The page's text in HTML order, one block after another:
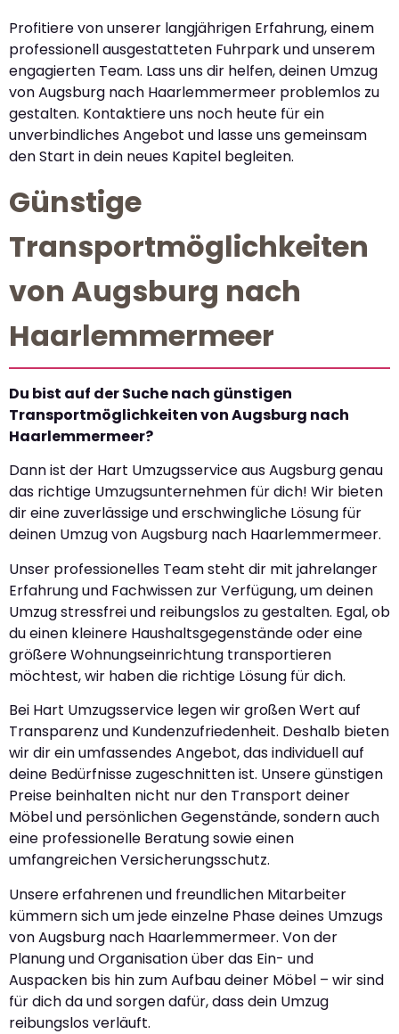
Profitiere von unserer langjährigen Erfahrung, einem
professionell ausgestatteten Fuhrpark und unserem
engagierten Team. Lass uns dir helfen, deinen Umzug
von Augsburg nach Haarlemmermeer problemlos zu
gestalten. Kontaktiere uns noch heute für ein
unverbindliches Angebot und lasse uns gemeinsam
den Start in dein neues Kapitel begleiten.
Günstige
Transportmöglichkeiten
von Augsburg nach
Haarlemmermeer
Du bist auf der Suche nach günstigen
Transportmöglichkeiten von Augsburg nach
Haarlemmermeer?
Dann ist der Hart Umzugsservice aus Augsburg genau
das richtige Umzugsunternehmen für dich! Wir bieten
dir eine zuverlässige und erschwingliche Lösung für
deinen Umzug von Augsburg nach Haarlemmermeer.
Unser professionelles Team steht dir mit jahrelanger
Erfahrung und Fachwissen zur Verfügung, um deinen
Umzug stressfrei und reibungslos zu gestalten. Egal, ob
du einen kleinere Haushaltsgegenstände oder eine
größere Wohnungseinrichtung transportieren
möchtest, wir haben die richtige Lösung für dich.
Bei Hart Umzugsservice legen wir großen Wert auf
Transparenz und Kundenzufriedenheit. Deshalb bieten
wir dir ein umfassendes Angebot, das individuell auf
deine Bedürfnisse zugeschnitten ist. Unsere günstigen
Preise beinhalten nicht nur den Transport deiner
Möbel und persönlichen Gegenstände, sondern auch
eine professionelle Beratung sowie einen
umfangreichen Versicherungsschutz.
Unsere erfahrenen und freundlichen Mitarbeiter
kümmern sich um jede einzelne Phase deines Umzugs
von Augsburg nach Haarlemmermeer. Von der
Planung und Organisation über das Ein- und
Auspacken bis hin zum Aufbau deiner Möbel – wir sind
für dich da und sorgen dafür, dass dein Umzug
reibungslos verläuft.